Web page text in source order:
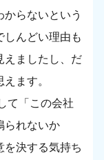
らないという
しんどい理由も
えましたし、だ
ます。
て「この会社
られないか
決する気持ち